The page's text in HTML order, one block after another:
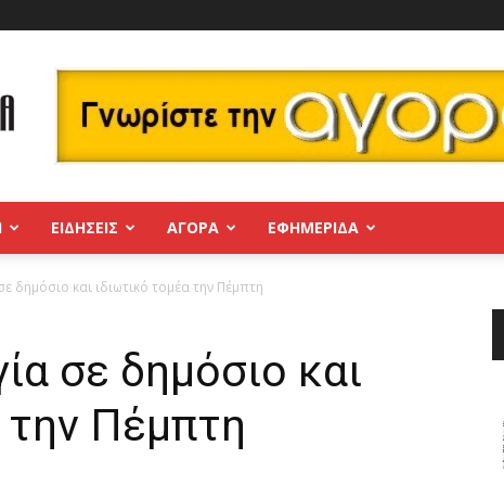
ΕΙΔΗΣΕΙΣ ΑΓΟΡΑ ΕΦΗΜΕΡΊΔΑ
δημόσιο και ιδιωτικό τομέα την Πέμπτη
σε δημόσιο και
την Πέμπτη